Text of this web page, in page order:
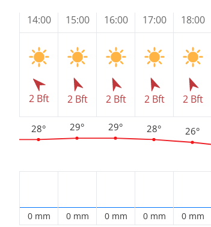
14:00
2 Bft
28°
0 mm
15:00
2 Bft
29°
0 mm
16:00
2 Bft
29°
0 mm
17:00
2 Bft
28°
0 mm
18:00
2 Bft
26°
0 mm